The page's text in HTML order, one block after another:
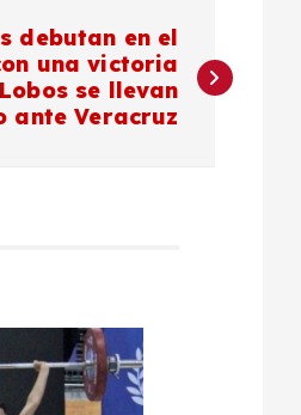
debutan en el
una victoria
se llevan
ante Veracruz